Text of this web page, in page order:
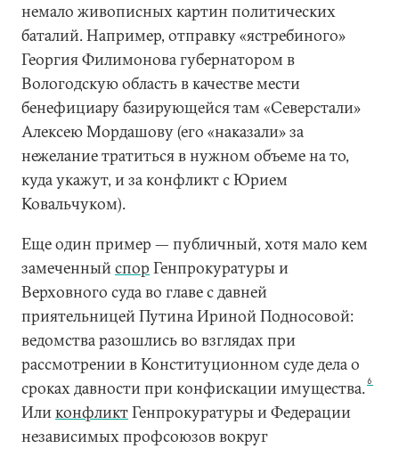
немало живописных картин политических
баталий. Например, отправку «ястребиного»
Георгия Филимонова губернатором в
Вологодскую область в качестве мести
бенефициару базирующейся там «Северстали»
Алексею Мордашову (его «наказали» за
нежелание тратиться в нужном объеме на то,
куда укажут, и за конфликт с Юрием
Ковальчуком).
Еще один пример — публичный, хотя мало кем
замеченныйспор Генпрокуратуры и
Верховного суда во главе с давней
приятельницей Путина Ириной Подносовой:
ведомства разошлись во взглядах при
рассмотрении в Конституционном суде дела о
сроках давности при конфискации имущества.6
ИликонфликтГенпрокуратуры и Федерации
независимых профсоюзов вокруг